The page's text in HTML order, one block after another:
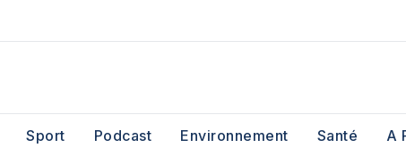
Sport Podcast Environnement Santé A